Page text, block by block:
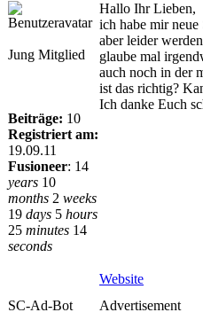
Jung Mitglied
Beiträge: 10
Registriert am:
19.09.11
Fusioneer: 14
years 10
months 2 weeks
19 days 5 hours
25 minutes 14
seconds
Hallo Ihr Lieben,
ich habe mir
aber leider
glaube mal
auch noch in der
ist das richtig?
Ich danke Euch
Website
SC-Ad-Bot
Advertisement